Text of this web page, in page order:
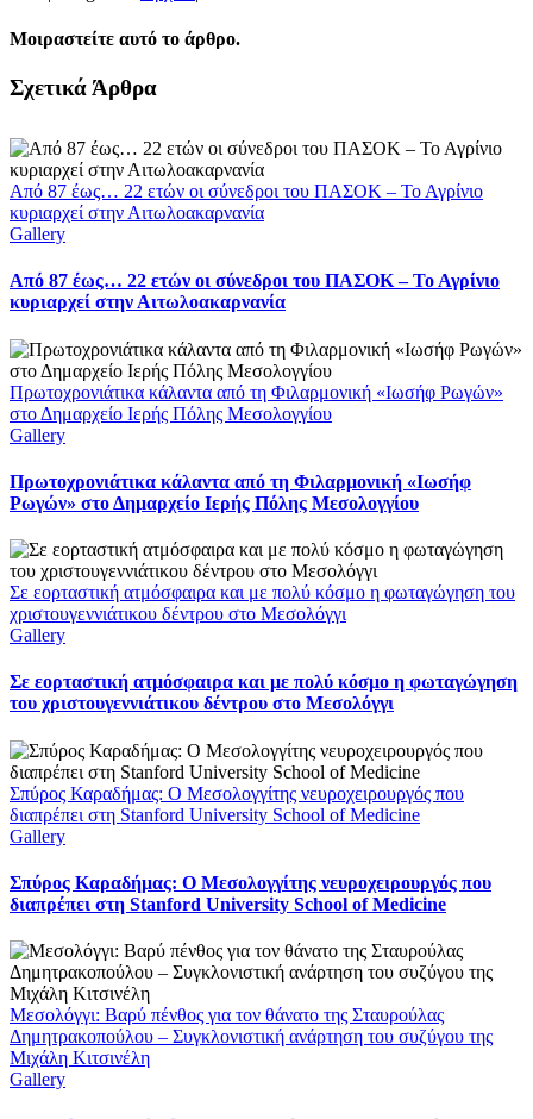
Μοιραστείτε αυτό το άρθρο.
Facebook
X
LinkedIn
WhatsApp
Email
Σχετικά Άρθρα
Από 87 έως… 22 ετών οι σύνεδροι του ΠΑΣΟΚ – Το Αγρίνιο
κυριαρχεί στην Αιτωλοακαρνανία
Gallery
Από 87 έως… 22 ετών οι σύνεδροι του ΠΑΣΟΚ – Το Αγρίνιο
κυριαρχεί στην Αιτωλοακαρνανία
Πρωτοχρονιάτικα κάλαντα από τη Φιλαρμονική «Ιωσήφ Ρωγών»
στο Δημαρχείο Ιερής Πόλης Μεσολογγίου
Gallery
Πρωτοχρονιάτικα κάλαντα από τη Φιλαρμονική «Ιωσήφ
Ρωγών» στο Δημαρχείο Ιερής Πόλης Μεσολογγίου
Σε εορταστική ατμόσφαιρα και με πολύ κόσμο η φωταγώγηση του
χριστουγεννιάτικου δέντρου στο Μεσολόγγι
Gallery
Σε εορταστική ατμόσφαιρα και με πολύ κόσμο η φωταγώγηση
του χριστουγεννιάτικου δέντρου στο Μεσολόγγι
Σπύρος Καραδήμας: Ο Μεσολογγίτης νευροχειρουργός που
διαπρέπει στη Stanford University School of Medicine
Gallery
Σπύρος Καραδήμας: Ο Μεσολογγίτης νευροχειρουργός που
διαπρέπει στη Stanford University School of Medicine
Μεσολόγγι: Βαρύ πένθος για τον θάνατο της Σταυρούλας
Δημητρακοπούλου – Συγκλονιστική ανάρτηση του συζύγου της
Μιχάλη Κιτσινέλη
Gallery